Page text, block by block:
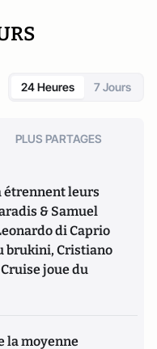
24 Heures 7 Jours
PLUS PARTAGES
étrennent leurs
& Samuel
di Caprio
brukini, Cristiano
joue du
la moyenne